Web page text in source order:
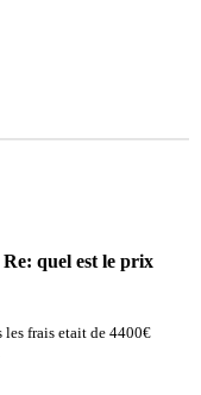
quel est le prix
frais etait de 4400€